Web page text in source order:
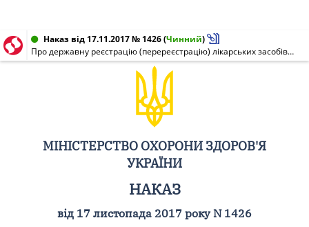
Наказ від 17.11.2017 № 1426(Чинний)
Про державну реєстрацію (перереєстрацію) лікарських засобів (медичних імунобіологічних препаратів) та внесення змін до реєстраційних матеріалів
МІНІСТЕРСТВО ОХОРОНИ ЗДОРОВ'Я
УКРАЇНИ
НАКАЗ
від 17 листопада 2017 року N 1426